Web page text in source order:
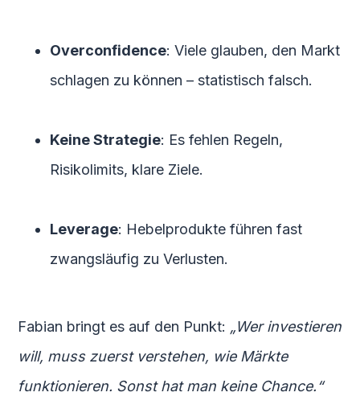
Overconfidence: Viele glauben, den Markt
schlagen zu können – statistisch falsch.
Keine Strategie: Es fehlen Regeln,
Risikolimits, klare Ziele.
Leverage: Hebelprodukte führen fast
zwangsläufig zu Verlusten.
Fabian bringt es auf den Punkt: „Wer investieren
will, muss zuerst verstehen, wie Märkte
funktionieren. Sonst hat man keine Chance.“